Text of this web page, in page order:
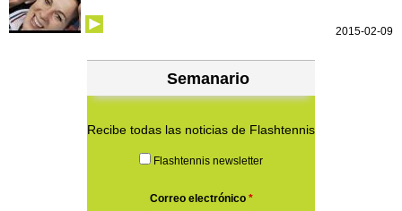
2015-02-09
Semanario
Recibe todas las noticias de Flashtennis
Flashtennis newsletter
Correo electrónico *